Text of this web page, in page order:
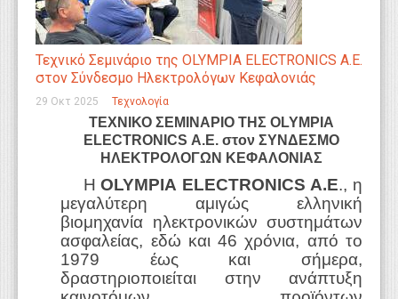
Τεχνικό Σεμινάριο της ΟLYMPIA ELECTRONICS A.E.
στον Σύνδεσμο Ηλεκτρολόγων Κεφαλονιάς
29 Οκτ 2025 Τεχνολογία
ΤΕΧΝΙΚΟ ΣΕΜΙΝΑΡΙΟ ΤΗΣ ΟLYMPIA
ELECTRONICS A.E. στον ΣΥΝΔΕΣΜΟ
ΗΛΕΚΤΡΟΛΟΓΩΝ ΚΕΦΑΛΟΝΙΑΣ
ΗOLYMPIA ELECTRONICS A.E., η
μεγαλύτερη αμιγώς ελληνική
βιομηχανία ηλεκτρονικών συστημάτων
ασφαλείας, εδώ και 46 χρόνια, από το
1979 έως και σήμερα,
δραστηριοποιείται στην ανάπτυξη